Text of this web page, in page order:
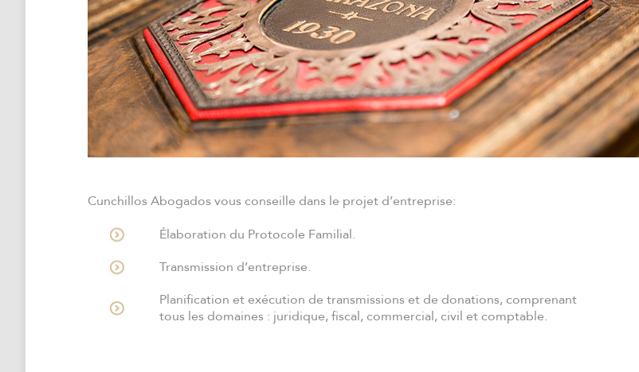
Cunchillos Abogados vous conseille dans le projet d’entreprise:
Élaboration du Protocole Familial.
Transmission d’entreprise.
Planification et exécution de transmissions et de donations, comprenant
tous les domaines : juridique, fiscal, commercial, civil et comptable.